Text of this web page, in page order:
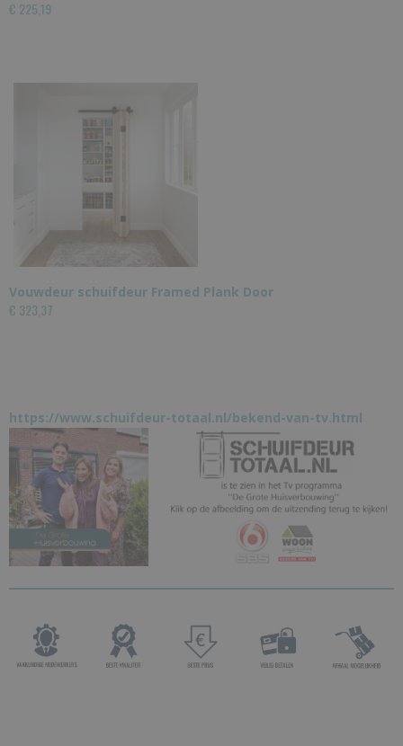
€ 225,19
Vouwdeur schuifdeur Framed Plank Door
€ 323,37
https://www.schuifdeur-totaal.nl/bekend-van-tv.html